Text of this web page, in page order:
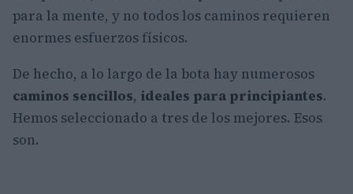
para la mente, y no todos los caminos requieren
enormes esfuerzos físicos.
De hecho, a lo largo de la bota hay numerosos
caminos sencillos, ideales para principiantes.
Hemos seleccionado a tres de los mejores. Esos
son.